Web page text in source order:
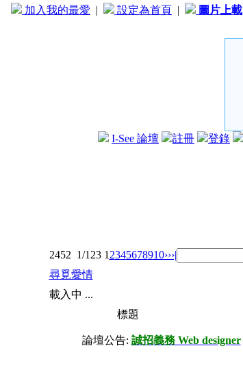
加入我的最愛 | 設定為首頁 | 圖片上載
I-See 論壇 註冊 登錄
2452 1/123 1 2345678910›››|
尋覓愛情
載入中 ...
標題
論壇公告: 誠招義務 Web designer